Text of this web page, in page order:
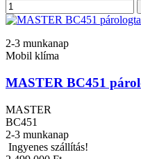
2-3 munkanap
Mobil klíma
MASTER BC451
MASTER
BC451
2-3 munkanap
Ingyenes szállítás!